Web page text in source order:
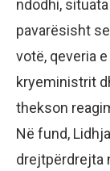
ndodhi,
pavarësisht
votë, qeveria
kryeministrit
thekson
Në fund,
drejtpërdrejta